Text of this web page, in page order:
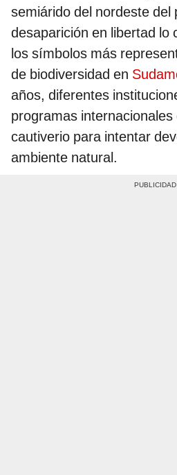
semiárido del nordeste del
desaparición en libertad lo
los símbolos más
de biodiversidad en
años, diferentes
programas
cautiverio para intentar
ambiente natural.